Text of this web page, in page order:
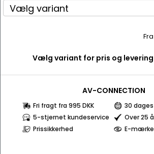
Fra
Vælg variant for pris og levering
AV-CONNECTION
Fri fragt fra 995 DKK
30
5-stjernet kundeservice
Over 25
Prissikkerhed
E-